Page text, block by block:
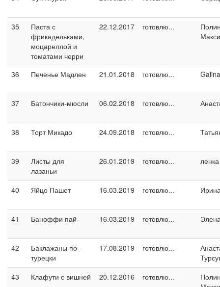
35
Паста с
фрикадельками,
моцареллой и
томатами черри
22.12.2017 готовлю...
36 Печенье Мадлен 21.01.2018 готовлю...
37 Батончики-мюсли 06.02.2018 готовлю...
38 Торт Микадо 24.09.2018 готовлю...
39
Листы для
лазаньи
26.01.2019 готовлю...
40 Яйцо Пашот 16.03.2019 готовлю...
41 Баноффи пай 16.03.2019 готовлю...
42
Баклажаны по-
турецки
17.08.2019 готовлю...
43
Клафути с вишней 20.12.2016 готовлю...